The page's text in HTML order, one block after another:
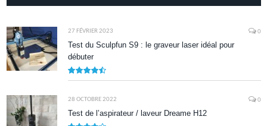
27 FÉVRIER 2023 0
Test du Sculpfun S9 : le graveur laser idéal pour
débuter
28 OCTOBRE 2022 0
Test de l’aspirateur / laveur Dreame H12